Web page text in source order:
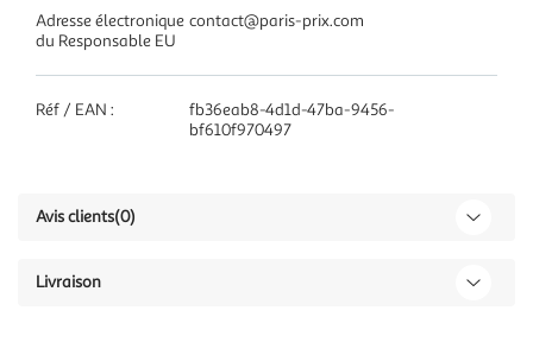
Adresse électronique
du Responsable EU
contact@paris-prix.com
Réf / EAN :
fb36eab8-4d1d-47ba-9456-
bf610f970497
Avis clients(0)
Livraison